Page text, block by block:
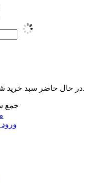
در حال حاضر سبد خرید شما خالی می‌باشد.
جمع